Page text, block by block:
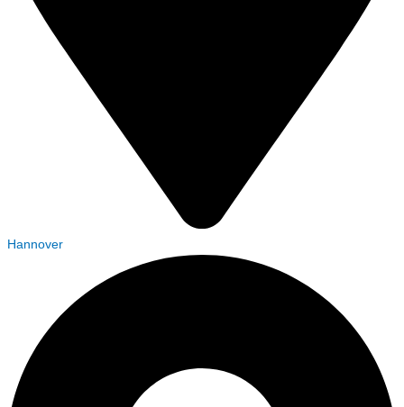
Hannover